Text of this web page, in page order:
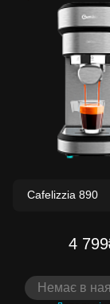
4
Немає в